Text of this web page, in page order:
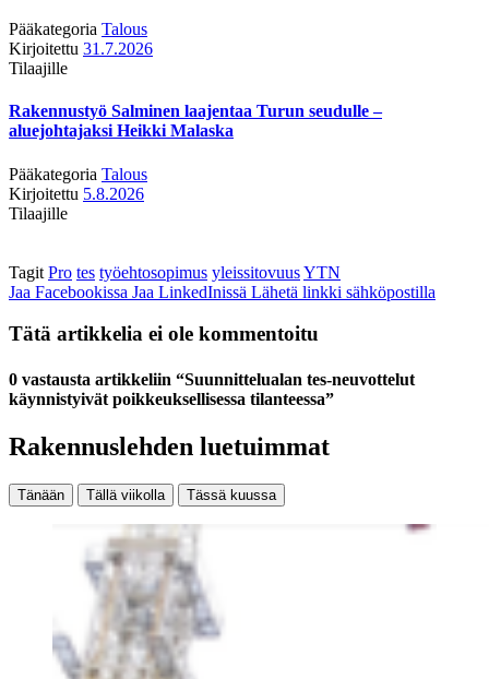
Pääkategoria Talous
Kirjoitettu 31.7.2026
Tilaajille
Rakennustyö Salminen laajentaa Turun seudulle –
aluejohtajaksi Heikki Malaska
Pääkategoria Talous
Kirjoitettu 5.8.2026
Tilaajille
Tagit Pro tes työehtosopimus yleissitovuusYTN
Jaa Facebookissa Jaa LinkedInissä Lähetä linkki sähköpostilla
Tätä artikkelia ei ole kommentoitu
0 vastausta artikkeliin “Suunnittelualan tes-neuvottelut
käynnistyivät poikkeuksellisessa tilanteessa”
Rakennuslehden luetuimmat
Tänään Tällä viikolla Tässä kuussa